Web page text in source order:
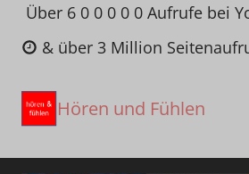
Zum
Inhalt
springen
Über 6 0 0 0 0 0 Aufrufe bei
& über 3 Million
Hören und Fühlen